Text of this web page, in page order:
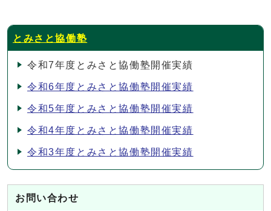
とみさと協働塾
令和7年度とみさと協働塾開催実績
令和6年度とみさと協働塾開催実績
令和5年度とみさと協働塾開催実績
令和4年度とみさと協働塾開催実績
令和3年度とみさと協働塾開催実績
お問い合わせ